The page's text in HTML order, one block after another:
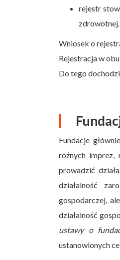
rejestr
zdrowotnej.
Wniosek o
Rejestracja w
Do tego
Fundacje
różnych imprez,
prowadzić
działalność
gospodarczej,
działalność
ustawy o
ustanowionych